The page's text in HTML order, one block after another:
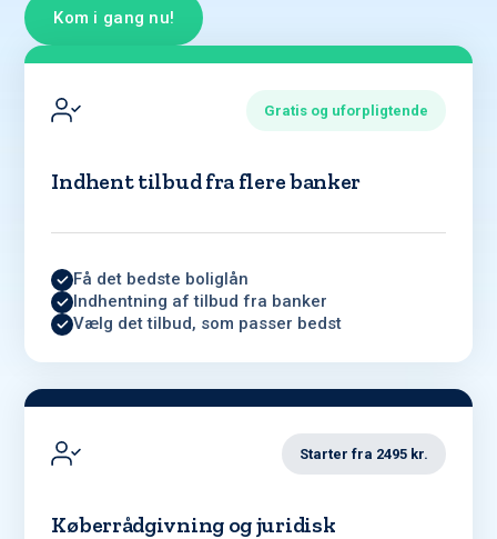
Kom i gang nu!
Gratis og uforpligtende
Indhent tilbud fra flere banker
Få det bedste boliglån
Indhentning af tilbud fra banker
Vælg det tilbud, som passer bedst
Starter fra 2495 kr.
Køberrådgivning og juridisk